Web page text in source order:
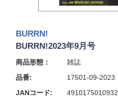
BURRN!
BURRN!2023年9月号
商品形態：
雑誌
品番:
17501-09-2023
JANコード:
4910175010932